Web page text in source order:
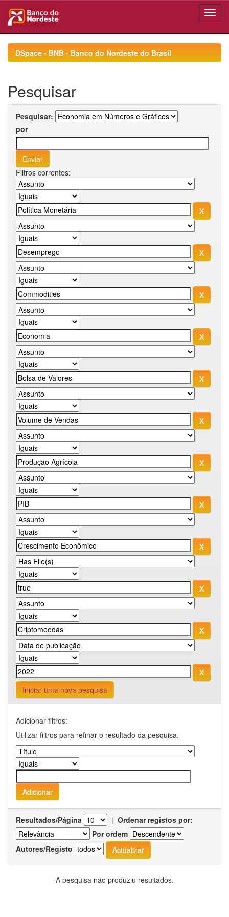
navigationDSpace - BNB - Banco do Nordeste do Brasil
Pesquisar
Pesquisar:
por
Filtros correntes:
Iniciar uma nova pesquisa
Adicionar filtros:
Utilizar filtros para refinar o resultado da pesquisa.
Resultados/Página | Ordenar registos por:
Por ordem
Autores/Registo
A pesquisa não produziu resultados.